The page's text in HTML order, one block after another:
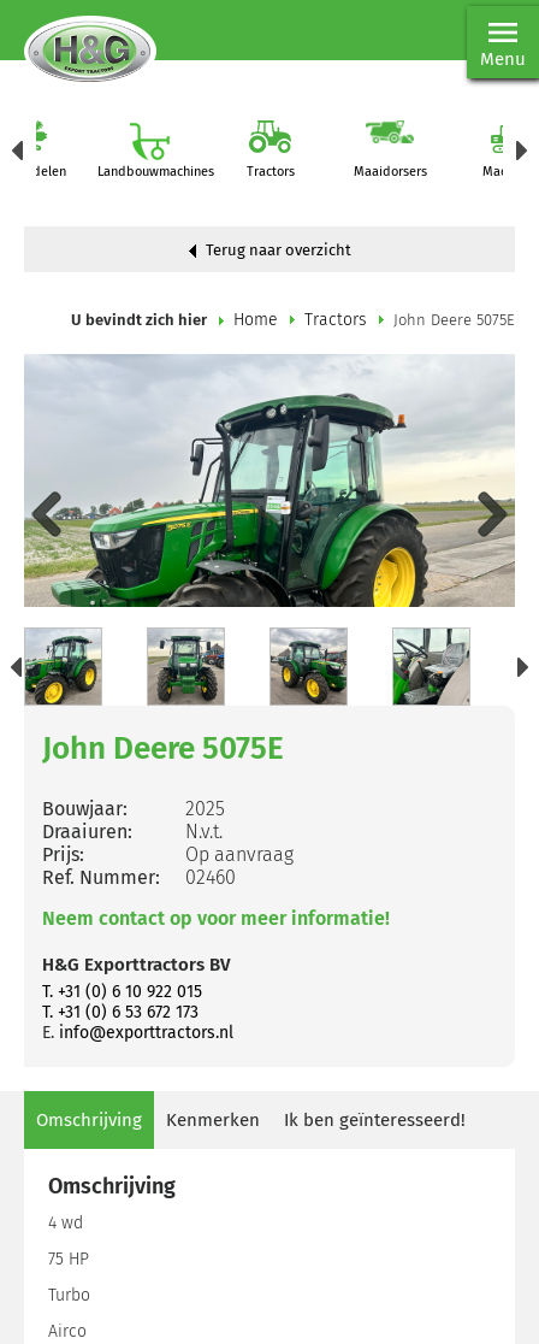
Menu
Landbouwmachines Tractors Maaidorsers Machines
Terug naar overzicht
U bevindt zich hier Home Tractors John Deere 5075E
John Deere 5075E
Bouwjaar:
2025
Draaiuren:
N.v.t.
Prijs:
Op aanvraag
Ref. Nummer:
02460
Neem contact op voor meer informatie!
H&G Exporttractors BV
T. +31 (0) 6 10 922 015
T. +31 (0) 6 53 672 173
E. info@exporttractors.nl
Omschrijving Kenmerken Ik ben geïnteresseerd!
Omschrijving
4 wd
75 HP
Turbo
Airco